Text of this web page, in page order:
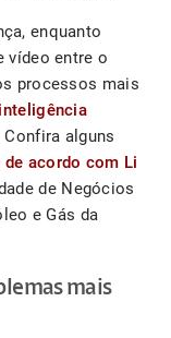
enquanto
vídeo entre o
processos mais
inteligência
alguns
de acordo com Li
de Negócios
e Gás da
mais